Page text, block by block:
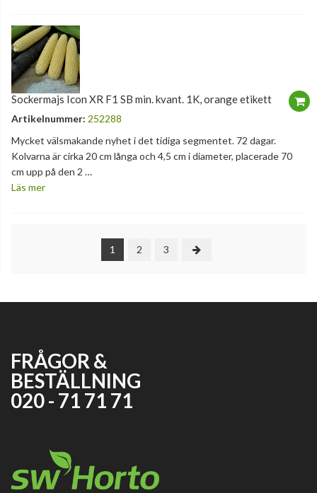
Sockermajs Icon XR F1 SB min. kvant. 1K, orange etikett
Artikelnummer: 252288
Mycket välsmakande nyhet i det tidiga segmentet. 72 dagar.
Kolvarna är cirka 20 cm långa och 4,5 cm i diameter, placerade 70
cm upp på den 2 …
Läs mer
1 2 3
FRÅGOR &
BESTÄLLNING
020 - 71 71 71